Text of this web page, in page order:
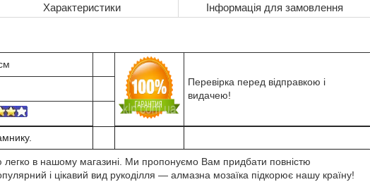
Характеристики Інформація для замовлення
Перевірка перед відправкою і
видачею!
в нашому магазині. Ми пропонуємо Вам придбати повністю
і цікавий вид рукоділля ― алмазна мозаїка підкорює нашу країну!